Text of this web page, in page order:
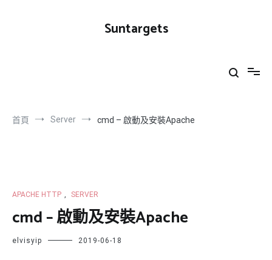
Suntargets
首頁 Server cmd – 啟動及安裝Apache
APACHE HTTP , SERVER
cmd – 啟動及安裝Apache
elvisyip 2019-06-18